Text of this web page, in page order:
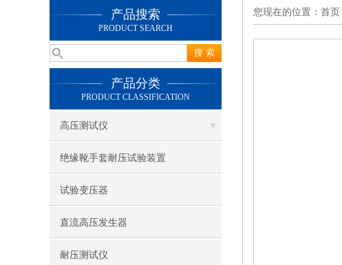
产品搜索
PRODUCT SEARCH
产品分类
PRODUCT CLASSIFICATION
高压测试仪
绝缘靴手套耐压试验装置
试验变压器
直流高压发生器
耐压测试仪
您现在的位置： 首页